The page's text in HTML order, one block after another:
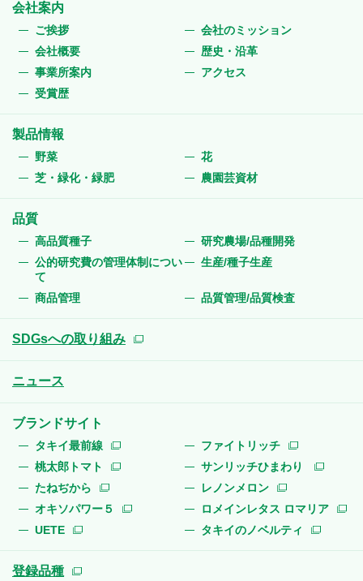
会社案内
ご挨拶
会社のミッション
会社概要
歴史・沿革
事業所案内
アクセス
受賞歴
製品情報
野菜
花
芝・緑化・緑肥
農園芸資材
品質
高品質種子
研究農場/品種開発
公的研究費の管理体制につい
て
生産/種子生産
商品管理 品質管理/品質検査
SDGsへの取り組み
ニュース
ブランドサイト
タキイ最前線
ファイトリッチ
桃太郎トマト
サンリッチひまわり
たねぢから
レノンメロン
オキソパワー５
ロメインレタス ロマリア
UETE
タキイのノベルティ
登録品種